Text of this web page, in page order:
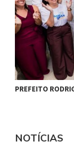
PREFEITO
NOTÍCIAS